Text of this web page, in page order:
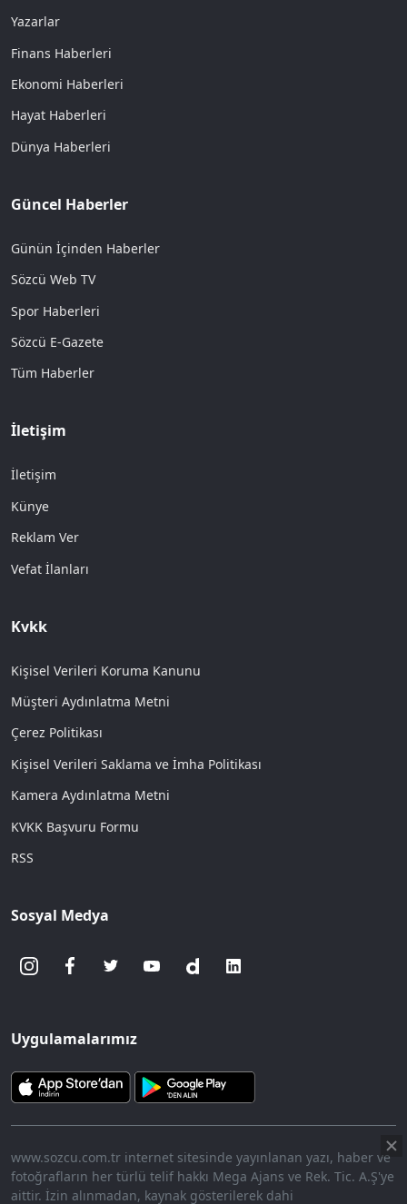
Yazarlar
Finans Haberleri
Ekonomi Haberleri
Hayat Haberleri
Dünya Haberleri
Güncel Haberler
Günün İçinden Haberler
Sözcü Web TV
Spor Haberleri
Sözcü E-Gazete
Tüm Haberler
İletişim
İletişim
Künye
Reklam Ver
Vefat İlanları
Kvkk
Kişisel Verileri Koruma Kanunu
Müşteri Aydınlatma Metni
Çerez Politikası
Kişisel Verileri Saklama ve İmha Politikası
Kamera Aydınlatma Metni
KVKK Başvuru Formu
RSS
Sosyal Medya
Uygulamalarımız
www.sozcu.com.tr internet sitesinde yayınlanan yazı, haber ve
fotoğrafların her türlü telif hakkı Mega Ajans ve Rek. Tic. A.Ş'ye
aittir. İzin alınmadan, kaynak gösterilerek dahi